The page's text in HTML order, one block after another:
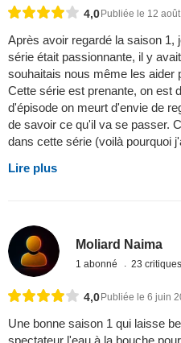
4,0 Publiée le 12
Après avoir regardé la saison 1,
série était passionnante, il y
souhaitais nous même les aider
Cette série est prenante, on est
d'épisode on meurt d'envie de
de savoir ce qu'il va se passer.
dans cette série (voilà pourquoi
Lire plus
Moliard Naima
1 abonné 23 critiques
4,0 Publiée le 6 juin
Une bonne saison 1 qui laisse